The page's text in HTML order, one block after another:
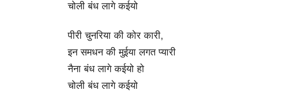
चोली बंध लागे कईयो
पीरी चुनरिया की कोर कारी,
इन समधन की मुईया लगत प्यारी
नैना बंध लागे कईयो हो
चोली बंध लागे कईयो